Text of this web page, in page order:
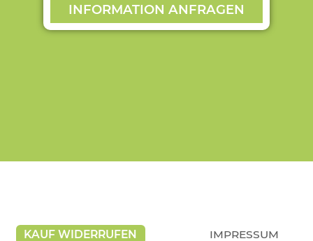
INFORMATION ANFRAGEN
KAUF WIDERRUFEN IMPRESSUM